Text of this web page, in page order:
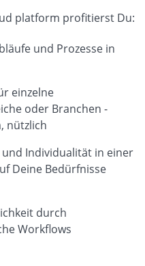
platform profitierst Du:
und Prozesse in
einzelne
oder Branchen -
nützlich
Individualität in einer
Deine Bedürfnisse
durch
Workflows